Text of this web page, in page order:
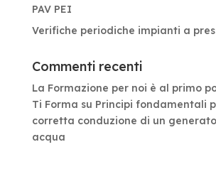
PAV PEI
Verifiche periodiche impianti a
Commenti recenti
La Formazione per noi è al primo
Ti Forma su Principi fondamentali
corretta conduzione di un
acqua